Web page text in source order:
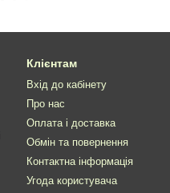
Клієнтам
Вхід до кабінету
Про нас
Оплата і доставка
Обмін та повернення
Контактна інформація
Угода користувача